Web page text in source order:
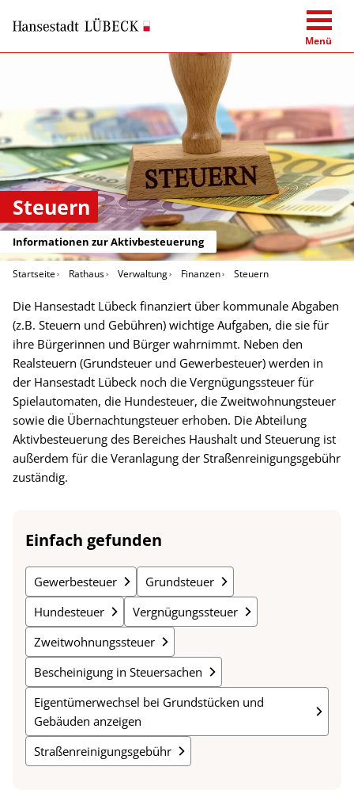
Menü
Steuern
Informationen zur Aktivbesteuerung
Startseite Rathaus Verwaltung Finanzen Steuern
Die Hansestadt Lübeck finanziert über kommunale Abgaben
(z.B. Steuern und Gebühren) wichtige Aufgaben, die sie für
ihre Bürgerinnen und Bürger wahrnimmt. Neben den
Realsteuern (Grundsteuer und Gewerbesteuer) werden in
der Hansestadt Lübeck noch die Vergnügungssteuer für
Spielautomaten, die Hundesteuer, die Zweitwohnungsteuer
sowie die Übernachtungsteuer erhoben. Die Abteilung
Aktivbesteuerung des Bereiches Haushalt und Steuerung ist
außerdem für die Veranlagung der Straßenreinigungsgebühr
zuständig.
Einfach gefunden
Gewerbesteuer
Grundsteuer
Hundesteuer
Vergnügungssteuer
Zweitwohnungssteuer
Bescheinigung in Steuersachen
Eigentümerwechsel bei Grundstücken und
Gebäuden anzeigen
Straßenreinigungsgebühr